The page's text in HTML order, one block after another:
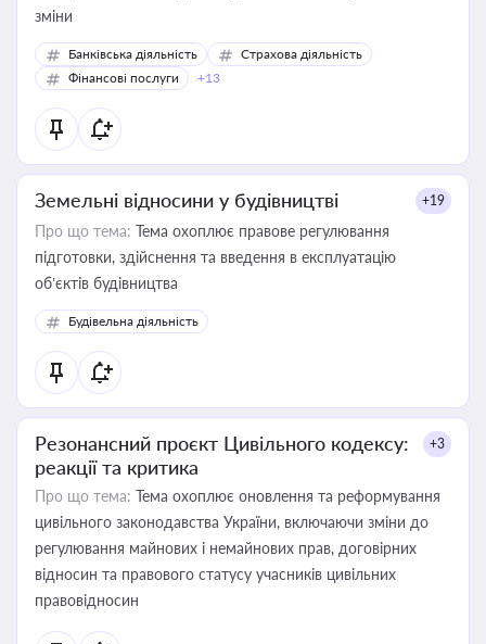
зміни
Банківська діяльність
Страхова діяльність
Фінансові послуги
+13
Земельні відносини у будівництві +19
Про що тема: Тема охоплює правове регулювання
підготовки, здійснення та введення в експлуатацію
об’єктів будівництва
Будівельна діяльність
Резонансний проєкт Цивільного кодексу:
реакції та критика
+3
Про що тема: Тема охоплює оновлення та реформування
цивільного законодавства України, включаючи зміни до
регулювання майнових і немайнових прав, договірних
відносин та правового статусу учасників цивільних
правовідносин